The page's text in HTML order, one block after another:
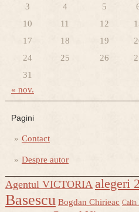
3
4 5
10
11 12
17
18 19
24
25 26
31
« nov.
Pagini
Contact
Despre autor
Agentul VICTORIA alegeri
Basescu Bogdan Chirieac Calin